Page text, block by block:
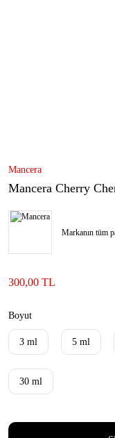
Mancera
Mancera Cherry
Markanın tüm
300,00 TL
Boyut
3 ml 5 ml
30 ml